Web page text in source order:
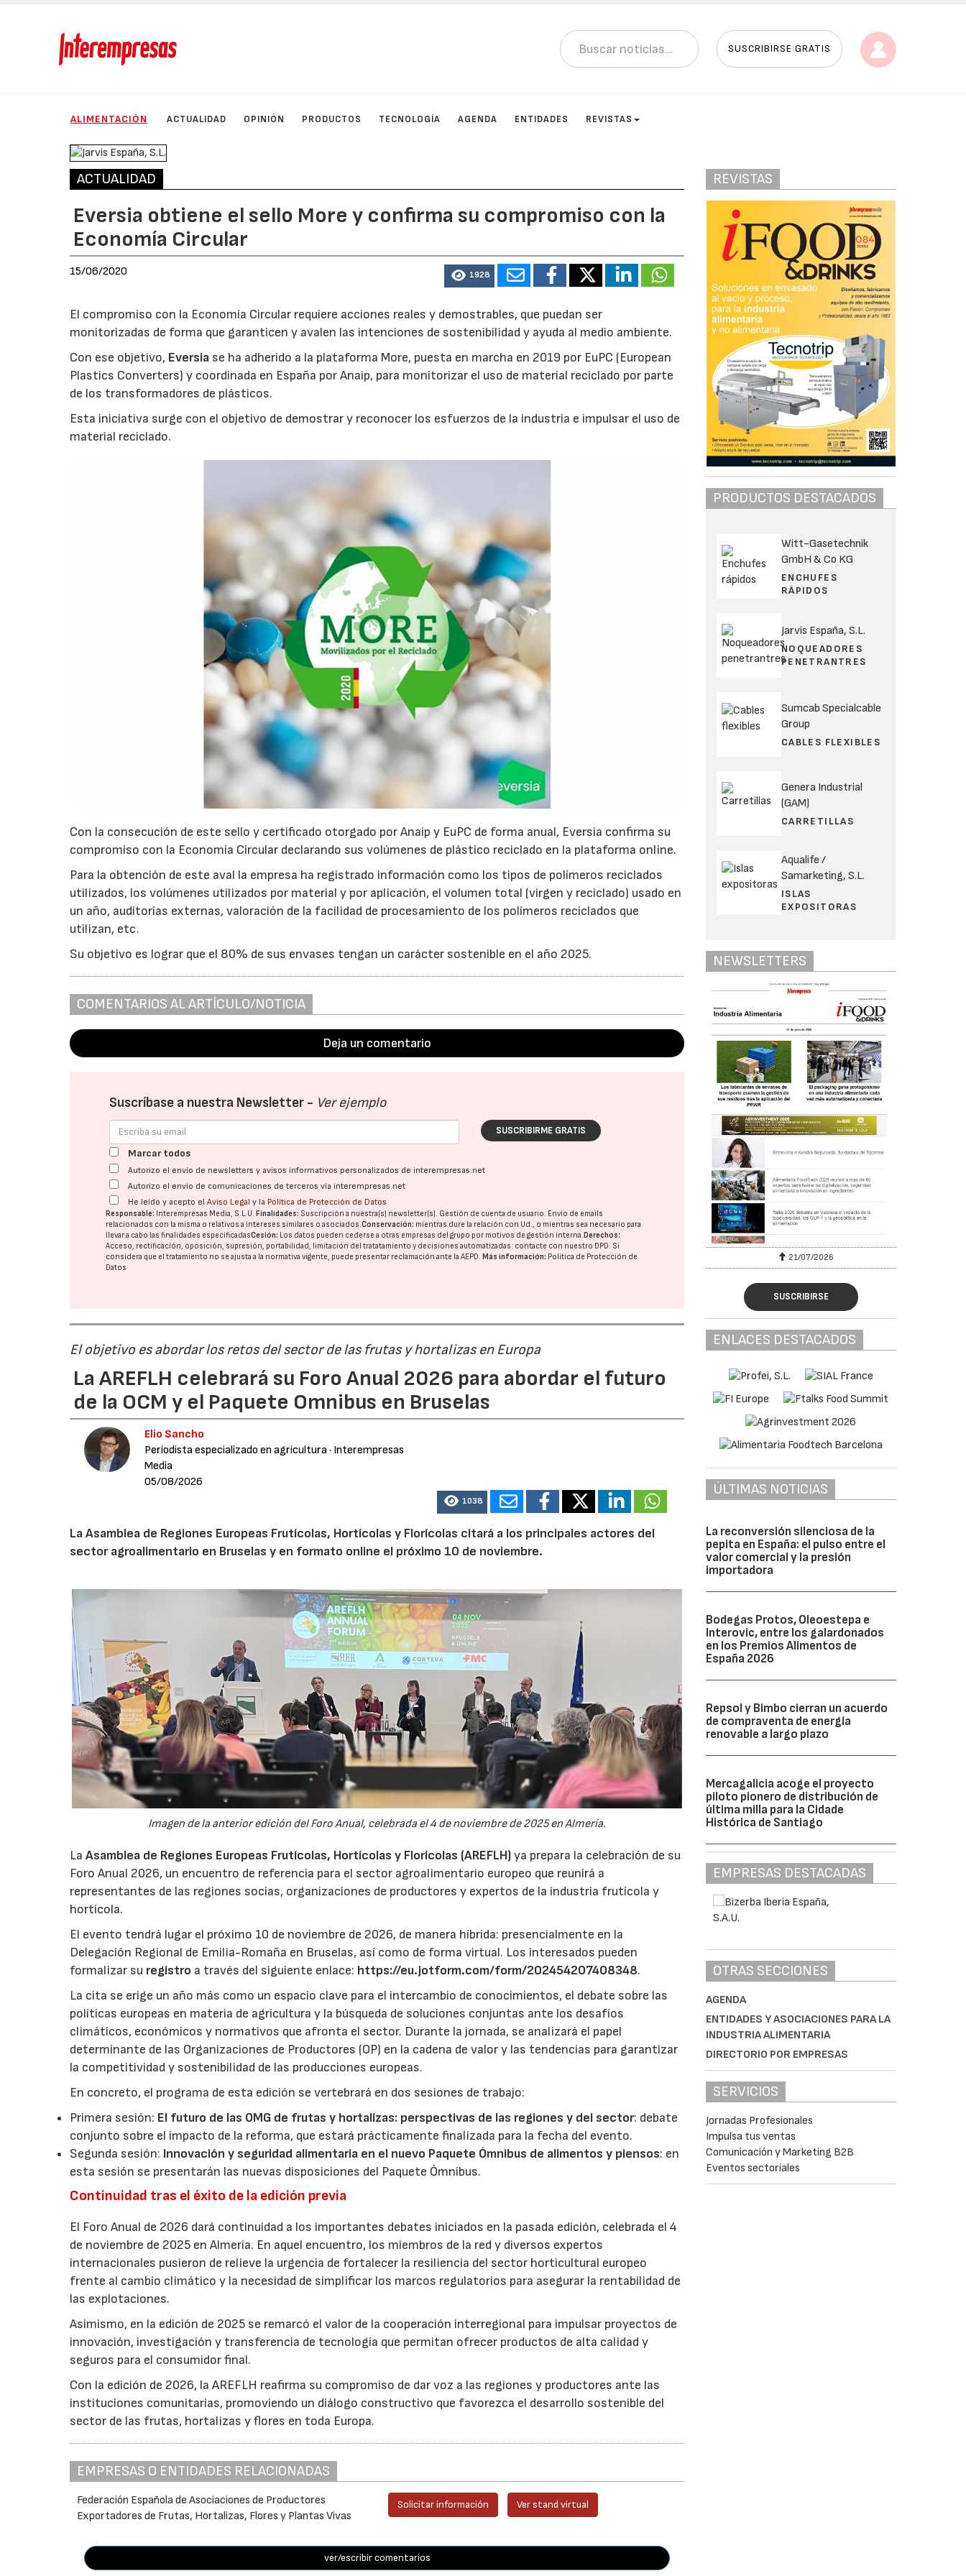
SUSCRIBIRSE GRATIS
ALIMENTACIÓN ACTUALIDAD OPINIÓN PRODUCTOS TECNOLOGÍA AGENDA ENTIDADES REVISTAS
ACTUALIDAD
Eversia obtiene el sello More y confirma su compromiso con la
Economía Circular
15/06/2020 1928
El compromiso con la Economía Circular requiere acciones reales y demostrables, que puedan ser
monitorizadas de forma que garanticen y avalen las intenciones de sostenibilidad y ayuda al medio ambiente.
Con ese objetivo, Eversia se ha adherido a la plataforma More, puesta en marcha en 2019 por EuPC (European
Plastics Converters) y coordinada en España por Anaip, para monitorizar el uso de material reciclado por parte
de los transformadores de plásticos.
Esta iniciativa surge con el objetivo de demostrar y reconocer los esfuerzos de la industria e impulsar el uso de
material reciclado.
Con la consecución de este sello y certificado otorgado por Anaip y EuPC de forma anual, Eversia confirma su
compromiso con la Economía Circular declarando sus volúmenes de plástico reciclado en la plataforma online.
Para la obtención de este aval la empresa ha registrado información como los tipos de polímeros reciclados
utilizados, los volúmenes utilizados por material y por aplicación, el volumen total (virgen y reciclado) usado en
un año, auditorías externas, valoración de la facilidad de procesamiento de los polímeros reciclados que
utilizan, etc.
Su objetivo es lograr que el 80% de sus envases tengan un carácter sostenible en el año 2025.
COMENTARIOS AL ARTÍCULO/NOTICIA
Deja un comentario
Suscríbase a nuestra Newsletter - Ver ejemplo
SUSCRIBIRME GRATIS
Marcar todos
Autorizo el envío de newsletters y avisos informativos personalizados de interempresas.net
Autorizo el envío de comunicaciones de terceros vía interempresas.net
He leído y acepto elAviso Legal y la Política de Protección de Datos
Responsable: Interempresas Media, S.L.U.Finalidades: Suscripción a nuestra(s) newsletter(s). Gestión de cuenta de usuario. Envío de emails
relacionados con la misma o relativos a intereses similares o asociados.Conservación: mientras dure la relación con Ud., o mientras sea necesario para
llevar a cabo las finalidades especificadasCesión: Los datos pueden cederse a otras empresas del grupo por motivos de gestión interna.Derechos:
Acceso, rectificación, oposición, supresión, portabilidad, limitación del tratatamiento y decisiones automatizadas: contacte con nuestro DPD. Si
considera que el tratamiento no se ajusta a la normativa vigente, puede presentar reclamación ante laAEPD.Más información: Política de Protección de
Datos
El objetivo es abordar los retos del sector de las frutas y hortalizas en Europa
La AREFLH celebrará su Foro Anual 2026 para abordar el futuro
de la OCM y el Paquete Omnibus en Bruselas
Elio Sancho
Periodista especializado en agricultura· Interempresas
Media
05/08/2026
1038
La Asamblea de Regiones Europeas Frutícolas, Hortícolas y Florícolas citará a los principales actores del
sector agroalimentario en Bruselas y en formato online el próximo 10 de noviembre.
Imagen de la anterior edición del Foro Anual, celebrada el 4 de noviembre de 2025 en Almería.
LaAsamblea de Regiones Europeas Frutícolas, Hortícolas y Florícolas (AREFLH)ya prepara la celebración de su
Foro Anual 2026, un encuentro de referencia para el sector agroalimentario europeo que reunirá a
representantes de las regiones socias, organizaciones de productores y expertos de la industria frutícola y
hortícola.
El evento tendrá lugar el próximo 10 de noviembre de 2026, de manera híbrida: presencialmente en la
Delegación Regional de Emilia-Romaña en Bruselas, así como de forma virtual. Los interesados pueden
formalizar su registro a través del siguiente enlace: https://eu.jotform.com/form/202454207408348.
La cita se erige un año más como un espacio clave para el intercambio de conocimientos, el debate sobre las
políticas europeas en materia de agricultura y la búsqueda de soluciones conjuntas ante los desafíos
climáticos, económicos y normativos que afronta el sector. Durante la jornada, se analizará el papel
determinante de las Organizaciones de Productores (OP) en la cadena de valor y las tendencias para garantizar
la competitividad y sostenibilidad de las producciones europeas.
En concreto, el programa de esta edición se vertebrará en dos sesiones de trabajo:
Primera sesión: El futuro de las OMG de frutas y hortalizas: perspectivas de las regiones y del sector: debate
conjunto sobre el impacto de la reforma, que estará prácticamente finalizada para la fecha del evento.
Segunda sesión: Innovación y seguridad alimentaria en el nuevo Paquete Ómnibus de alimentos y piensos: en
esta sesión se presentarán las nuevas disposiciones del Paquete Ómnibus.
Continuidad tras el éxito de la edición previa
El Foro Anual de 2026 dará continuidad a los importantes debates iniciados en la pasada edición, celebrada el 4
de noviembre de 2025 en Almería. En aquel encuentro, los miembros de la red y diversos expertos
internacionales pusieron de relieve la urgencia de fortalecer la resiliencia del sector horticultural europeo
frente al cambio climático y la necesidad de simplificar los marcos regulatorios para asegurar la rentabilidad de
las explotaciones.
Asimismo, en la edición de 2025 se remarcó el valor de la cooperación interregional para impulsar proyectos de
innovación, investigación y transferencia de tecnología que permitan ofrecer productos de alta calidad y
seguros para el consumidor final.
Con la edición de 2026, la AREFLH reafirma su compromiso de dar voz a las regiones y productores ante las
instituciones comunitarias, promoviendo un diálogo constructivo que favorezca el desarrollo sostenible del
sector de las frutas, hortalizas y flores en toda Europa.
EMPRESAS O ENTIDADES RELACIONADAS
Federación Española de Asociaciones de Productores
Exportadores de Frutas, Hortalizas, Flores y Plantas Vivas
Solicitar información Ver stand virtual
ver/escribir comentarios
REVISTAS
PRODUCTOS DESTACADOS
Witt-Gasetechnik
GmbH & Co KG
ENCHUFES
RÁPIDOS
Jarvis España, S.L.
NOQUEADORES
PENETRANTRES
Sumcab Specialcable
Group
CABLES FLEXIBLES
Genera Industrial
(GAM)
CARRETILLAS
Aqualife /
Samarketing, S.L.
ISLAS
EXPOSITORAS
NEWSLETTERS
21/07/2026 28/07/2026 21/07/2026
SUSCRIBIRSE
ENLACES DESTACADOS
ÚLTIMAS NOTICIAS
La reconversión silenciosa de la
pepita en España: el pulso entre el
valor comercial y la presión
importadora
Bodegas Protos, Oleoestepa e
Interovic, entre los galardonados
en los Premios Alimentos de
España 2026
Repsol y Bimbo cierran un acuerdo
de compraventa de energía
renovable a largo plazo
Mercagalicia acoge el proyecto
piloto pionero de distribución de
última milla para la Cidade
Histórica de Santiago
EMPRESAS DESTACADAS
OTRAS SECCIONES
AGENDA
ENTIDADES Y ASOCIACIONES PARA LA
INDUSTRIA ALIMENTARIA
DIRECTORIO POR EMPRESAS
SERVICIOS
Jornadas Profesionales
Impulsa tus ventas
Comunicación y Marketing B2B
Eventos sectoriales